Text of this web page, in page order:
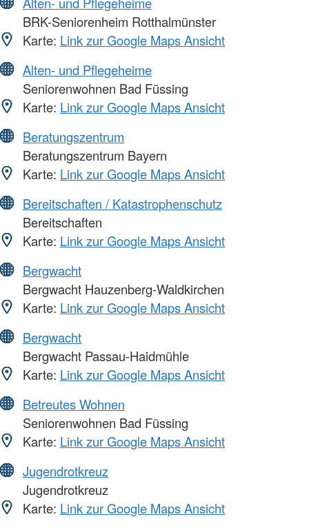
BRK-Seniorenheim Rotthalmünster
Karte: Link zur Google Maps Ansicht
Alten- und Pflegeheime
Seniorenwohnen Bad Füssing
Karte: Link zur Google Maps Ansicht
Beratungszentrum
Beratungszentrum Bayern
Karte: Link zur Google Maps Ansicht
Bereitschaften / Katastrophenschutz
Bereitschaften
Karte: Link zur Google Maps Ansicht
Bergwacht
Bergwacht Hauzenberg-Waldkirchen
Karte: Link zur Google Maps Ansicht
Bergwacht
Bergwacht Passau-Haidmühle
Karte: Link zur Google Maps Ansicht
Betreutes Wohnen
Seniorenwohnen Bad Füssing
Karte: Link zur Google Maps Ansicht
Jugendrotkreuz
Jugendrotkreuz
Karte: Link zur Google Maps Ansicht